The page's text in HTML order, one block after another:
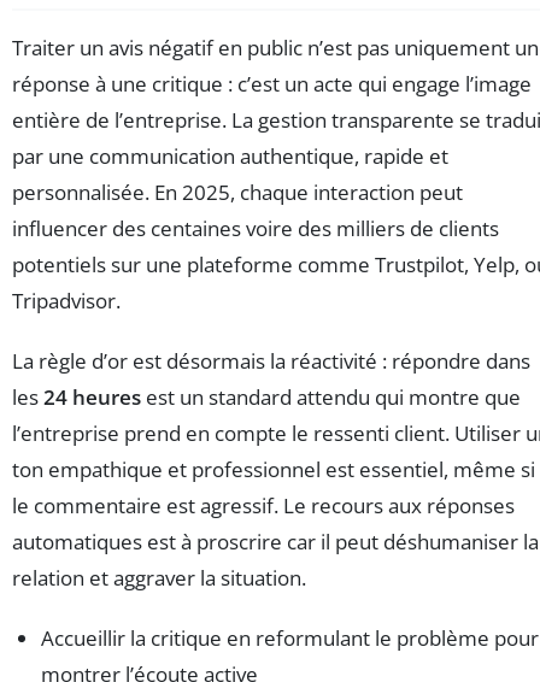
Traiter un avis négatif en public n’est pas uniquement
réponse à une critique : c’est un acte qui engage l’image
entière de l’entreprise. La gestion transparente se
par une communication authentique, rapide et
personnalisée. En 2025, chaque interaction peut
influencer des centaines voire des milliers de clients
potentiels sur une plateforme comme Trustpilot, Yelp,
Tripadvisor.
La règle d’or est désormais la réactivité : répondre dans
les24 heures est un standard attendu qui montre que
l’entreprise prend en compte le ressenti client. Utiliser
ton empathique et professionnel est essentiel, même si
le commentaire est agressif. Le recours aux réponses
automatiques est à proscrire car il peut déshumaniser la
relation et aggraver la situation.
Accueillir la critique en reformulant le problème pour
montrer l’écoute active